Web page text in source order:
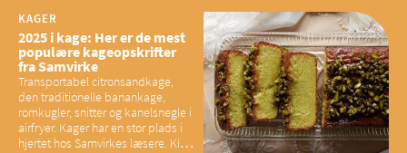
KAGER
2025 i kage: Her er de mest
populære kageopskrifter
fra Samvirke
Transportabel citronsandkage,
den traditionelle banankage,
romkugler, snitter og kanelsnegle i
airfryer. Kager har en stor plads i
hjertet hos Samvirkes læsere. Kig